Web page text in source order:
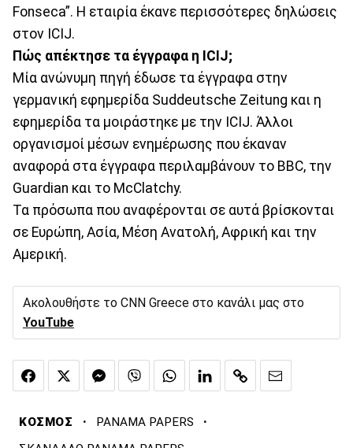
Fonseca”. Η εταιρία έκανε περισσότερες δηλώσεις
στον ICIJ.
Πώς απέκτησε τα έγγραφα η ICIJ;
Μία ανώνυμη πηγή έδωσε τα έγγραφα στην
γερμανική εφημερίδα Suddeutsche Zeitung και η
εφημερίδα τα μοιράστηκε με την ICIJ. Άλλοι
οργανισμοί μέσων ενημέρωσης που έκαναν
αναφορά στα έγγραφα περιλαμβάνουν το BBC, την
Guardian και το McClatchy.
Τα πρόσωπα που αναφέρονται σε αυτά βρίσκονται
σε Ευρώπη, Ασία, Μέση Ανατολή, Αφρική και την
Αμερική.
Ακολουθήστε το CNN Greece στο κανάλι μας στο
YouTube
ΚΟΣΜΟΣ · PANAMA PAPERS ·